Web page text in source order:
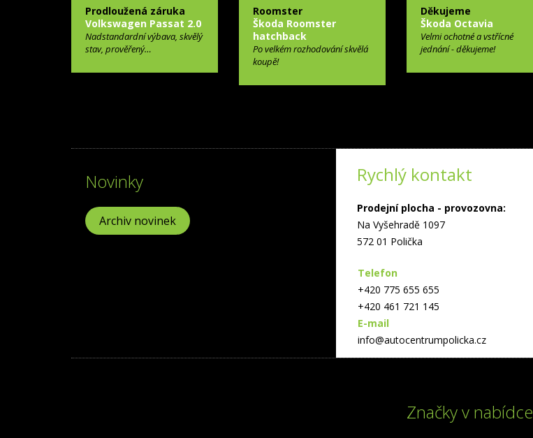
Prodloužená záruka
Volkswagen Passat 2.0
Nadstandardní výbava, skvělý
stav, prověřený…
Roomster
Škoda Roomster
hatchback
Po velkém rozhodování skvělá
koupě!
Děkujeme
Škoda Octavia
Velmi ochotné a vstřícné
jednání - děkujeme!
Novinky
Archiv novinek
Rychlý kontakt
Prodejní plocha - provozovna:
Na Vyšehradě 1097
572 01 Polička
Telefon
+420 775 655 655
+420 461 721 145
E-mail
info@autocentrumpolicka.cz
Značky v nabídce